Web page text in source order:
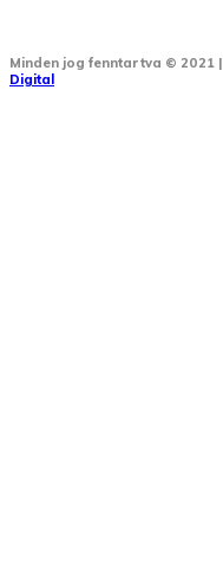
Minden jog fenntartva © 2021 |
Digital